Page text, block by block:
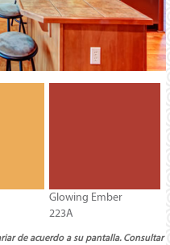
Glowing Ember
223A
de acuerdo a su pantalla. Consultar